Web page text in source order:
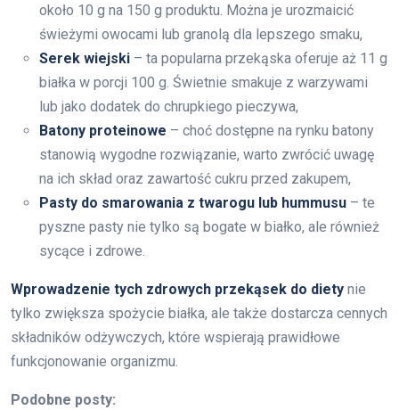
około 10 g na 150 g produktu. Można je urozmaicić
świeżymi owocami lub granolą dla lepszego smaku,
Serek wiejski – ta popularna przekąska oferuje aż 11 g
białka w porcji 100 g. Świetnie smakuje z warzywami
lub jako dodatek do chrupkiego pieczywa,
Batony proteinowe – choć dostępne na rynku batony
stanowią wygodne rozwiązanie, warto zwrócić uwagę
na ich skład oraz zawartość cukru przed zakupem,
Pasty do smarowania z twarogu lub hummusu – te
pyszne pasty nie tylko są bogate w białko, ale również
sycące i zdrowe.
Wprowadzenie tych zdrowych przekąsek do diety nie
tylko zwiększa spożycie białka, ale także dostarcza cennych
składników odżywczych, które wspierają prawidłowe
funkcjonowanie organizmu.
Podobne posty: